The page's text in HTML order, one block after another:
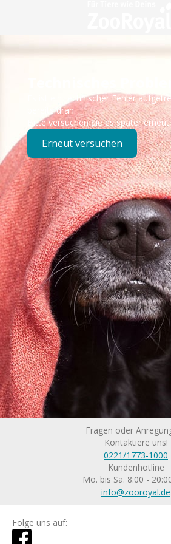
Technisches
Es ist ein technischer Fehler
bereits dran.
Bitte versuchen Sie es später erneut.
Erneut versuchen
Fragen oder
Kontaktiere uns!
0221/1773-1000
Kundenhotline
Mo. bis Sa. 8:00 -
info@zooroyal.de
Folge uns auf: